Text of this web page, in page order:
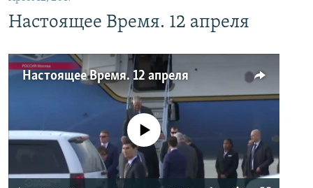
Настоящее Время. 12 апреля
Настоящее Время. 12 апреля
No media source currently available